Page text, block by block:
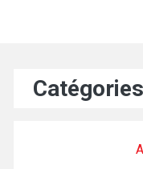
Catégories